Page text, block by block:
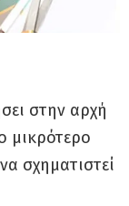
στην αρχή
μικρότερο
σχηματιστεί